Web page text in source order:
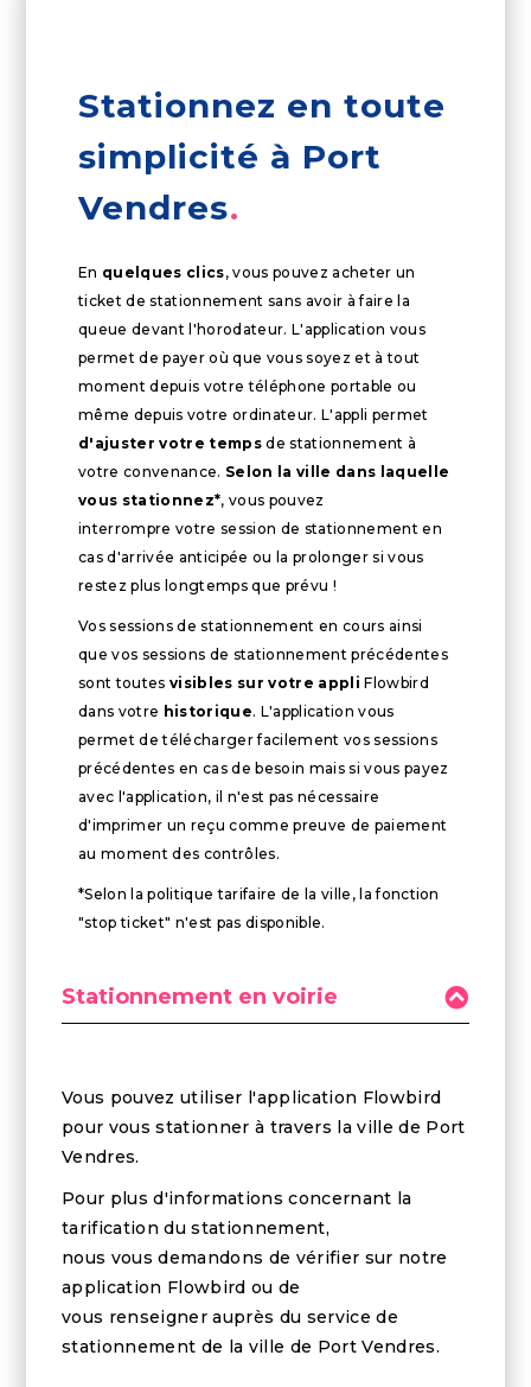
Stationnez en toute
simplicité à Port
Vendres
En quelques clics, vous pouvez acheter un
ticket de stationnement sans avoir à faire la
queue devant l'horodateur. L'application vous
permet de payer où que vous soyez et à tout
moment depuis votre téléphone portable ou
même depuis votre ordinateur. L'appli permet
d'ajuster votre tempsde stationnement à
votre convenance. Selon la ville dans laquelle
vous stationnez*, vous pouvez
interrompre votre session de stationnement en
cas d'arrivée anticipée ou la prolonger si vous
restez plus longtemps que prévu !
Vos sessions de stationnement en cours ainsi
que vos sessions de stationnement précédentes
sont toutes visibles sur votre appli Flowbird
dans votre historique. L'application vous
permet de télécharger facilement vos sessions
précédentes en cas de besoin mais si vous payez
avec l'application, il n'est pas nécessaire
d'imprimer un reçu comme preuve de paiement
au moment des contrôles.
*Selon la politique tarifaire de la ville, la fonction
"stop ticket" n'est pas disponible.
Stationnement en voirie
Vous pouvez utiliser l'application Flowbird
pour vous stationner à travers la ville de Port
Vendres.
Pour plus d'informations concernant la
tarification du stationnement,
nous vous demandons de vérifier sur notre
application Flowbird ou de
vous renseigner auprès du service de
stationnement de la ville de Port Vendres.